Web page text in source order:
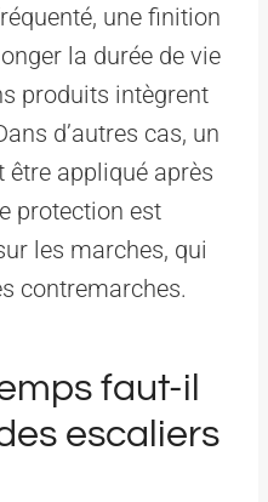
une finition
la durée de vie
produits intègrent
d’autres cas, un
appliqué après
protection est
les marches, qui
contremarches.
faut-il
escaliers